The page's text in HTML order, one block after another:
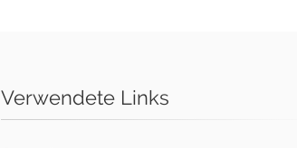
Verwendete Links